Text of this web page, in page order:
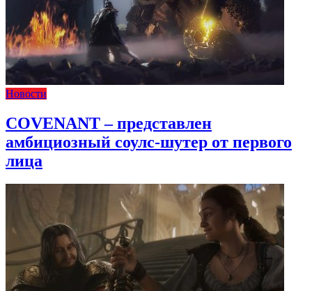
Новости
COVENANT – представлен
амбициозный соулс-шутер от первого
лица